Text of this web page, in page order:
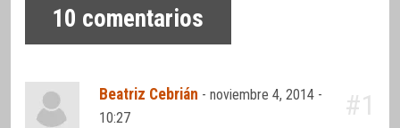
10 comentarios
Beatriz Cebrián -noviembre 4, 2014 -
10:27
#1